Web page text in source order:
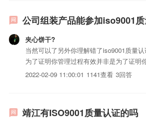
公司组装产品能参加iso9001
夹心饼干?
当然可以了另外你理解错了iso9001质量
为了证明你管理过程有效并非是为了证明
证怎样具体iso三体系认证有iso三体系认证
2022-02-09 11:00:01 1141查看 3回答
靖江有ISO9001质量认证的吗